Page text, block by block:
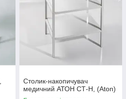
Столик-накопичувач
медичний АТОН СТ-Н, (Aton)